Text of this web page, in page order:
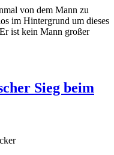
von dem Mann zu
im Hintergrund um dieses
ist kein Mann großer
Sieg beim